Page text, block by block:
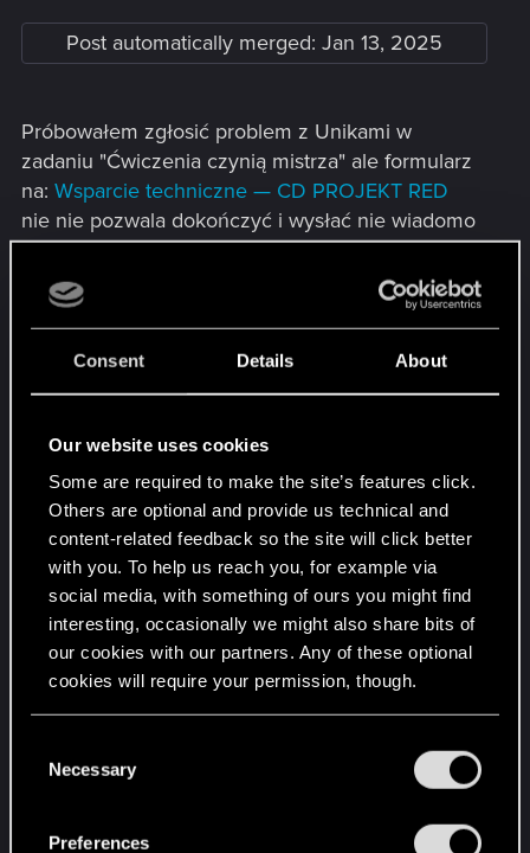
Consent Details About
Our website uses cookies
Some are required to make the site’s features click.
Others are optional and provide us technical and
content-related feedback so the site will click better
with you. To help us reach you, for example via
social media, with something of ours you might find
interesting, occasionally we might also share bits of
our cookies with our partners. Any of these optional
cookies will require your permission, though.
and tweak your preferences regarding them in the
Necessary
Preferences
Post automatically merged: Jan 13, 2025
Próbowałem zgłosić problem z Unikami w
zadaniu "Ćwiczenia czynią mistrza" ale formularz
na: Wsparcie techniczne — CD PROJEKT RED
nie nie pozwala dokończyć i wysłać nie wiadomo
dlaczego. Zgłaszanie problemów przez formularz
nie dział, jest "wydmuszką". Plik DxDiag.txt jest
dobry na 100%.
Post automatically merged: Jan 13, 2025
Znalazłem rozwiązanie problemu, u mnie
zadziałało - może pomoże innym. O to co
zrobiłem:
1. Naprawiłem pliki gry w GOG
2. Zmieniłem w ustawieniach STEROWANIE->Unik
na przyciskach kierunkowych->WŁĄCZONE i
klikałem WASD dwukrotnie
Dwukrotne kliknięcie WSAD działa poprawnie.
Zadania zaliczone jak trzeba. Problem rozwiązany.
Attachments